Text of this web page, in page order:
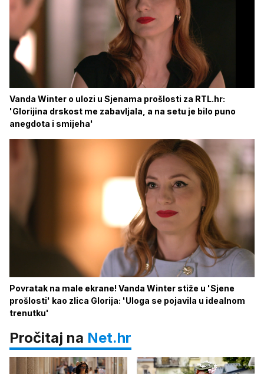
Vanda Winter o ulozi u Sjenama prošlosti za RTL.hr:
'Glorijina drskost me zabavljala, a na setu je bilo puno
anegdota i smijeha'
Povratak na male ekrane! Vanda Winter stiže u 'Sjene
prošlosti' kao zlica Glorija: 'Uloga se pojavila u idealnom
trenutku'
Pročitaj na Net.hr